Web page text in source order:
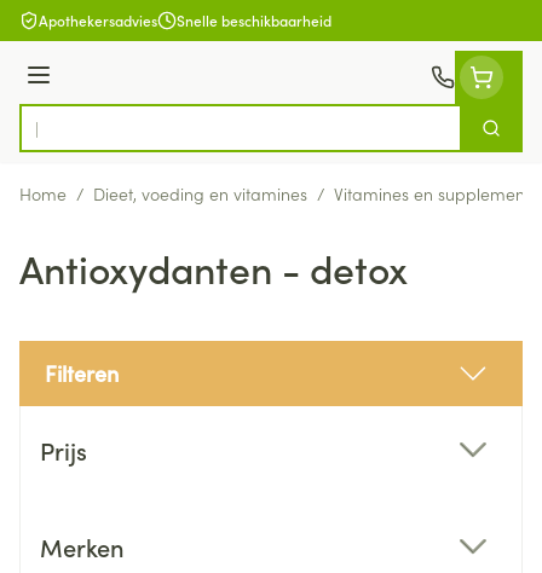
Ga naar de inhoud
Apothekersadvies Snelle beschikbaarheid
Menu
Product, merk, categorie...
Zoek
Home / Dieet, voeding en vitamines / Vitamines en
Antioxydanten - detox
Filteren
Prijs
Merken